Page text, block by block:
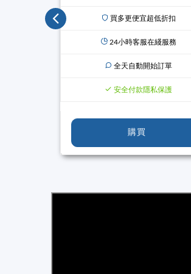
買多更便宜超低折扣
24小時客服在綫服務
全天自動開始訂單
安全付款隱私保護
購買